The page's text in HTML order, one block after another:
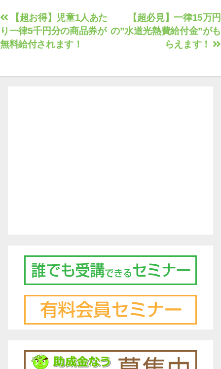
投
稿
ナ
ゲ
【超必見】一律15万円
の”水道光熱費給付金”がも
らえます！
【超お得】児童1人あた
り一律5千円分の商品券が
無料給付されます！